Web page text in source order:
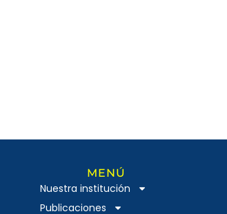
MENÚ
Nuestra institución
Publicaciones